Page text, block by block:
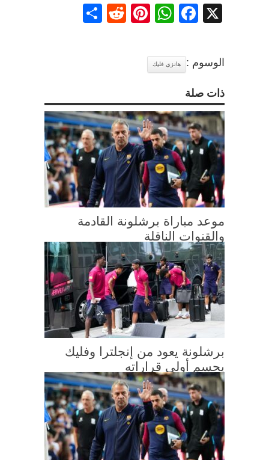
X
Facebook
WhatsApp
Pinterest
Reddit
الوسوم : هانزي فليك
ذات صلة
موعد مباراة برشلونة القادمة
والقنوات الناقلة
برشلونة يعود من إنجلترا وفليك
يحسم أولى قراراته